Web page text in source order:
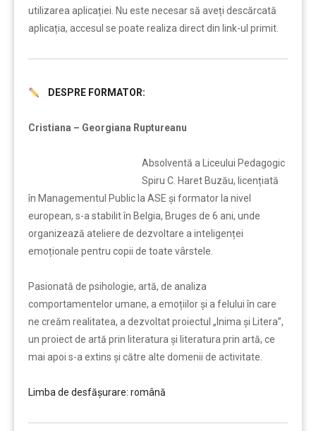
utilizarea aplicației. Nu este necesar să aveți descărcată
aplicația, accesul se poate realiza direct din link-ul primit.
DESPRE FORMATOR:
Cristiana – Georgiana Ruptureanu
Absolventă a Liceului Pedagogic
Spiru C. Haret Buzău, licențiată
în Managementul Public la ASE și formator la nivel
european, s-a stabilit în Belgia, Bruges de 6 ani, unde
organizează ateliere de dezvoltare a inteligenței
emoționale pentru copii de toate vârstele.
Pasionată de psihologie, artă, de analiza
comportamentelor umane, a emoțiilor și a felului în care
ne creăm realitatea, a dezvoltat proiectul „Inima și Litera”,
un proiect de artă prin literatura și literatura prin artă, ce
mai apoi s-a extins și către alte domenii de activitate.
Limba de desfășurare: română